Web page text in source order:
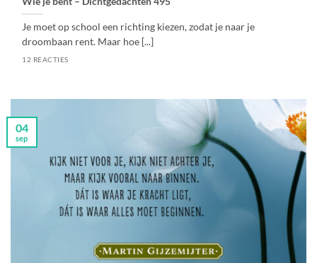
Je moet op school een richting kiezen, zodat je naar je
droombaan rent. Maar hoe [...]
12 REACTIES
04
sep